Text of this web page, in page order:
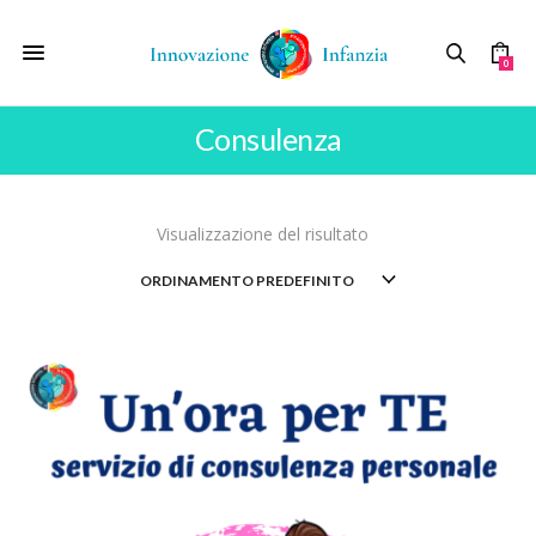
0
Consulenza
Visualizzazione del risultato